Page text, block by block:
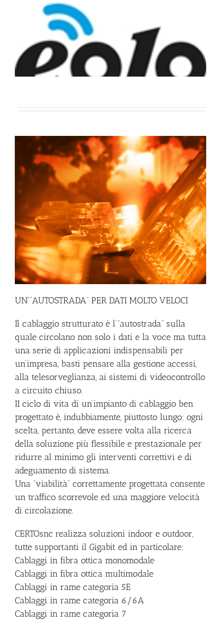
UN'”AUTOSTRADA” PER DATI MOLTO VELOCI
Il cablaggio strutturato è l’”autostrada” sulla
quale circolano non solo i dati e la voce ma tutta
una serie di applicazioni indispensabili per
un’impresa, basti pensare alla gestione accessi,
alla telesorveglianza, ai sistemi di videocontrollo
a circuito chiuso.
II ciclo di vita di un’impianto di cablaggio ben
progettato è, indubbiamente, piuttosto lungo; ogni
scelta, pertanto, deve essere volta alla ricerca
della soluzione più flessibile e prestazionale per
ridurre al minimo gli interventi correttivi e di
adeguamento di sistema.
Una “viabilità” correttamente progettata consente
un traffico scorrevole ed una maggiore velocità
di circolazione.
CERTOsnc realizza soluzioni indoor e outdoor,
tutte supportanti il Gigabit ed in particolare:
Cablaggi in fibra ottica monomodale
Cablaggi in fibra ottica multimodale
Cablaggi in rame categoria 5E
Cablaggi in rame categoria 6/6A
Cablaggi in rame categoria 7